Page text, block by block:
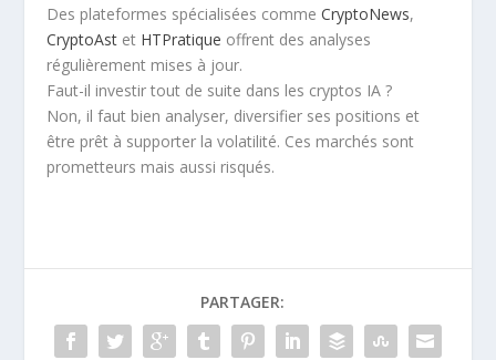
Des plateformes spécialisées commeCryptoNews,
CryptoAst et HTPratique offrent des analyses
régulièrement mises à jour.
Faut-il investir tout de suite dans les cryptos IA ?
Non, il faut bien analyser, diversifier ses positions et
être prêt à supporter la volatilité. Ces marchés sont
prometteurs mais aussi risqués.
PARTAGER: